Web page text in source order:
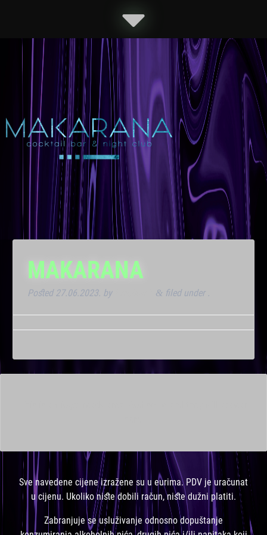
MAKARANA
Posted 27.06.2023. by & filed under .
Sve navedene cijene izražene su u eurima. PDV je uračunat
u cijenu. Ukoliko niste dobili račun, niste dužni platiti.
Zabranjuje se usluživanje odnosno dopuštanje